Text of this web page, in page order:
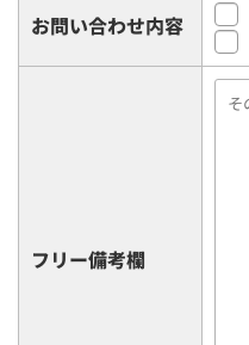
お問い合わせ内容
フリー備考欄